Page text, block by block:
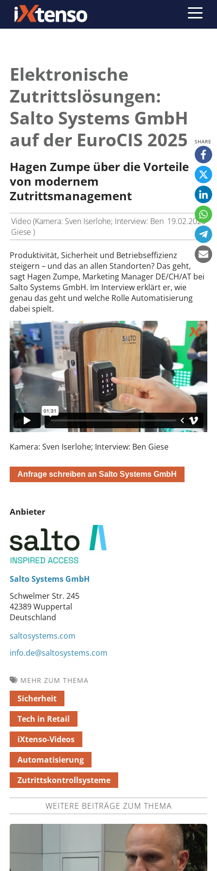
Elektronische
Zutrittslösungen:
Salto Systems GmbH
auf der EuroCIS 2025
Hagen Zumpe über die Vorteile
von modernem
Zutrittsmanagement
Video (Kamera: Sven Iserlohe; Interview: Ben
Giese )
19.02.2025
Produktivität, Sicherheit und Betriebseffizienz
steigern – und das an allen Standorten? Das geht,
sagt Hagen Zumpe, Marketing Manager DE/CH/AT bei
Salto Systems GmbH. Im Interview erklärt er, wie
genau das geht und welche Rolle Automatisierung
dabei spielt.
Kamera: Sven Iserlohe; Interview: Ben Giese
Anfrage schreiben an Salto Systems GmbH
Anbieter
Salto Systems GmbH
Schwelmer Str. 245
42389 Wuppertal
Deutschland
saltosystems.com
info.de@saltosystems.com
MEHR ZUM THEMA
Sicherheit
Tech in Retail
iXtenso-Videos
Automatisierung
Zutrittskontrollsysteme
WEITERE BEITRÄGE ZUM THEMA